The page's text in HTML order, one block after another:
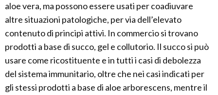
aloe vera, ma possono essere usati per coadiuvare
altre situazioni patologiche, per via dell’elevato
contenuto di principi attivi. In commercio si trovano
prodotti a base di succo, gel e collutorio. Il succo si può
usare come ricostituente e in tutti i casi di debolezza
del sistema immunitario, oltre che nei casi indicati per
gli stessi prodotti a base di aloe arborescens, mentre il